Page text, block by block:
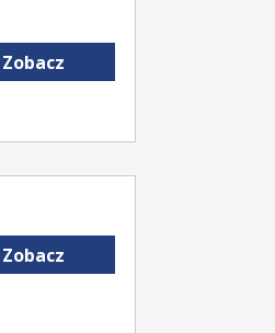
Zobacz
Zobacz